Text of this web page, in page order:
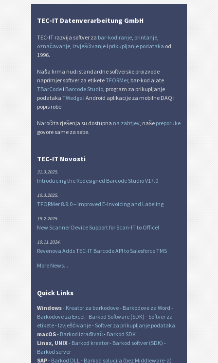
TEC-IT Datenverarbeitung GmbH
TEC-IT razvija softver za bar-kodiranje printanje
označavanje izvješćivanje i prikupljanje podataka od
1996.
Naša firma nudi standardne softverske proizvode
naprimjer softver za etiketeTFORMer, bar-kod alate
TBarCode i Barcode Studio , program za prikupljanje
podataka TWedge i Android aplikacije za mobilne DAQ i
popis robe.
Naročita rješenja su dostupna na zahtjev , naše preporuke
govore same za sebe.
TEC-IT Novosti
31.3.2025.
Introducing the Redesigned Barcode Studio V17.0
10.3.2025.
TFORMer 8.9.0 – Improved E-Invoicing and Labeling
19.2.2025.
New Scanner Device Support for Scan-IT to Office!
19.11.2024.
Revenova Adds TEC-IT Barcode API to Salesforce TMS
More News...
Quick Links
Windows- Kreator za barkodove- Barkodove za Word -
Barkodove za Excel - Barkod Software (SDK) - Softver za
etikete- Izvješćivanje- Softver za prikupljanje podataka
macOS- Barkod izrađivač- Barkod SDK
Linux, UNIX- Barkod kreator- Barkod softver (SDK) -
Barkod server
SAP- Barkod DLL - Barkod solucija (bez Middleware-a)